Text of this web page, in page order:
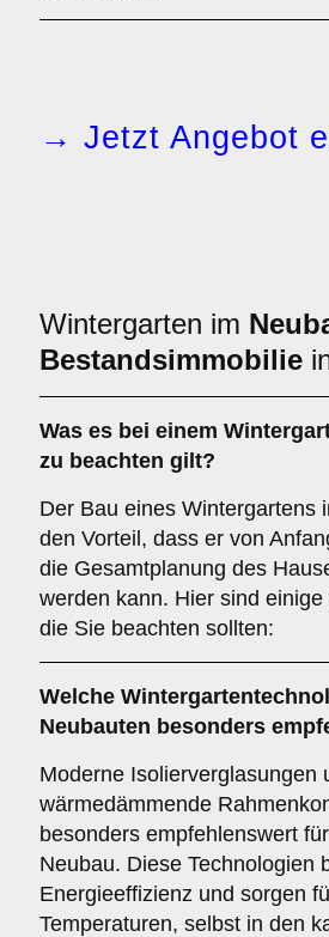
→ Jetzt Angebot
Wintergarten im
Bestandsimmobilie
Was es bei einem
zu beachten gilt?
Der Bau eines Wintergartens
den Vorteil, dass er von
die Gesamtplanung des
werden kann. Hier sind
die Sie beachten sollten:
Welche
Neubauten besonders
Moderne Isolierverglasungen
wärmedämmende
besonders empfehlenswert
Neubau. Diese Technologien
Energieeffizienz und sorgen
Temperaturen, selbst in den